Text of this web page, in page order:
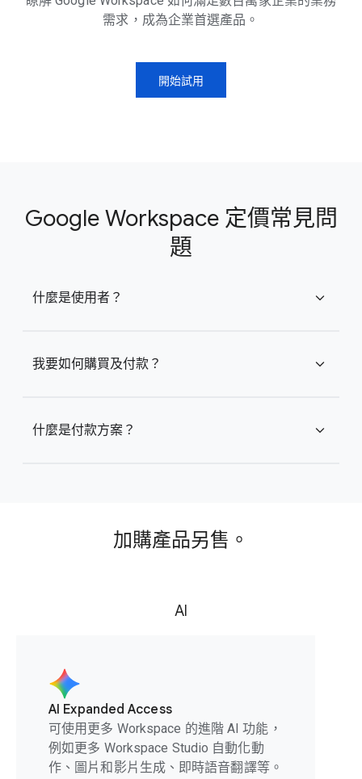
需求，成為企業首選產品。
開始試用
Google Workspace 定價常見問
題
什麼是使用者？ expand_more
我要如何購買及付款？ expand_more
什麼是付款方案？ expand_more
加購產品另售。
AI
AI Expanded Access
可使用更多 Workspace 的進階 AI 功能，
例如更多 Workspace Studio 自動化動
作、圖片和影片生成、即時語音翻譯等。